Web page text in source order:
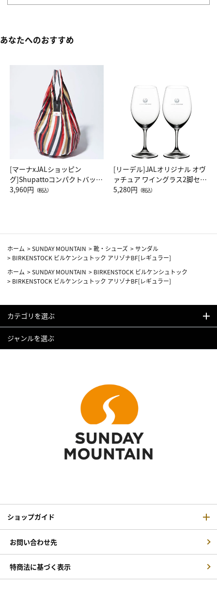
あなたへのおすすめ
[マーナxJALショッピン
グ]Shupattoコンパクトバッグ
Drop JAL客室乗務員（LC）ス
3,960円 （税込）
[リーデル]JALオリジナル オヴ
ァチュア ワイングラス2脚セッ
ト（レッドワイン）
5,280円 （税込）
ホーム >SUNDAY MOUNTAIN >靴・シューズ >サンダル
> BIRKENSTOCK ビルケンシュトック アリゾナBF[レギュラー]
ホーム >SUNDAY MOUNTAIN > BIRKENSTOCK ビルケンシュトック
> BIRKENSTOCK ビルケンシュトック アリゾナBF[レギュラー]
カテゴリを選ぶ
ジャンルを選ぶ
ショップガイド
お問い合わせ先
特商法に基づく表示